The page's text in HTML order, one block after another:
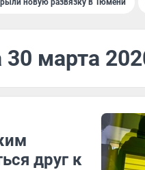
новую развязку в Тюмени
30 марта
друг к